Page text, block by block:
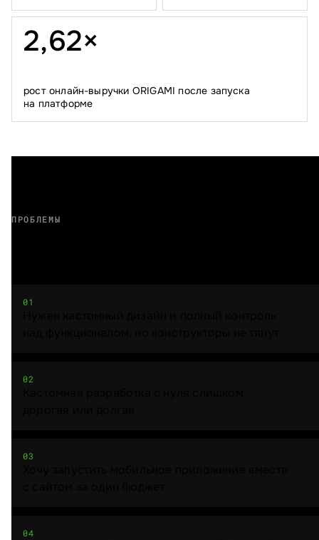
2,62×
рост онлайн-выручки ORIGAMI после запуска
на платформе
ПРОБЛЕМЫ
01
02
03
04